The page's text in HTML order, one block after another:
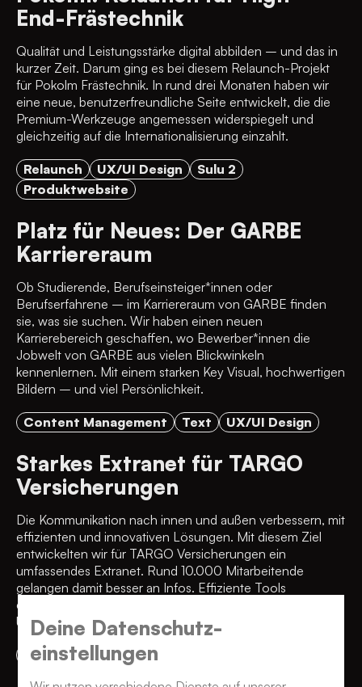
Deine Datenschutz­
einstellungen
End-Frästechnik
Qualität und Leistungsstärke digital abbilden – und das in
kurzer Zeit. Darum ging es bei diesem Relaunch-Projekt
für Pokolm Frästechnik. In rund drei Monaten haben wir
eine neue, benutzerfreundliche Seite entwickelt, die die
Premium-Werkzeuge angemessen widerspiegelt und
gleichzeitig auf die Internationalisierung einzahlt.
Relaunch UX/UI Design
Sulu 2
Produktwebsite
Platz für Neues: Der GARBE
Karriereraum
Ob Studierende, Berufseinsteiger*innen oder
Berufserfahrene – im Karriereraum von GARBE finden
sie, was sie suchen. Wir haben einen neuen
Karrierebereich geschaffen, wo Bewerber*innen die
Jobwelt von GARBE aus vielen Blickwinkeln
kennenlernen. Mit einem starken Key Visual, hochwertigen
Bildern – und viel Persönlichkeit.
Content Management Text UX/UI Design
Starkes Extranet für TARGO
Versicherungen
Die Kommunikation nach innen und außen verbessern, mit
effizienten und innovativen Lösungen. Mit diesem Ziel
entwickelten wir für TARGO Versicherungen ein
umfassendes Extranet. Rund 10.000 Mitarbeitende
gelangen damit besser an Infos. Effiziente Tools
erleichtern ihnen den Verkaufsprozess – für eine optimale
User Experience vom Verkauf bis zu den Endkund*innen.
UX/UI Design Portale